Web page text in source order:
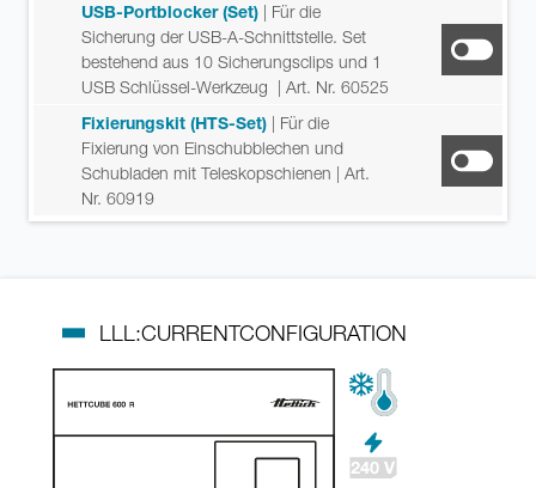
USB-Portblocker (Set) | Für die
Sicherung der USB-A-Schnittstelle. Set
bestehend aus 10 Sicherungsclips und 1
USB Schlüssel-Werkzeug | Art. Nr. 60525
Fixierungskit (HTS-Set) | Für die
Fixierung von Einschubblechen und
Schubladen mit Teleskopschienen | Art.
Nr. 60919
LLL:CURRENTCONFIGURATION